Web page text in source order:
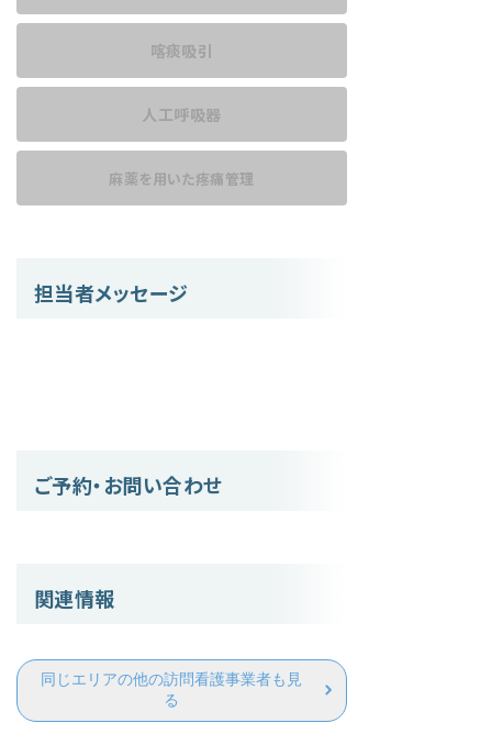
喀痰吸引
人工呼吸器
麻薬を用いた疼痛管理
担当者メッセージ
ご予約・お問い合わせ
関連情報
同じエリアの他の訪問看護事業者も見
る